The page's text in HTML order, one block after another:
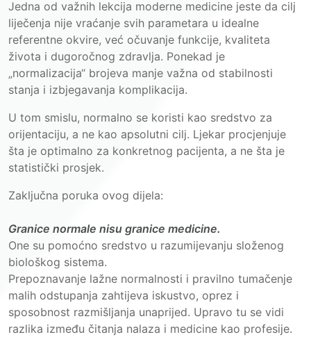
Jedna od važnih lekcija moderne medicine jeste da cilj
liječenja nije vraćanje svih parametara u idealne
referentne okvire, već očuvanje funkcije, kvaliteta
života i dugoročnog zdravlja. Ponekad je
„normalizacija“ brojeva manje važna od stabilnosti
stanja i izbjegavanja komplikacija.
U tom smislu, normalno se koristi kao sredstvo za
orijentaciju, a ne kao apsolutni cilj. Ljekar procjenjuje
šta je optimalno za konkretnog pacijenta, a ne šta je
statistički prosjek.
Zaključna poruka ovog dijela:
Granice normale nisu granice medicine.
One su pomoćno sredstvo u razumijevanju složenog
biološkog sistema.
Prepoznavanje lažne normalnosti i pravilno tumačenje
malih odstupanja zahtijeva iskustvo, oprez i
sposobnost razmišljanja unaprijed. Upravo tu se vidi
razlika između čitanja nalaza i medicine kao profesije.